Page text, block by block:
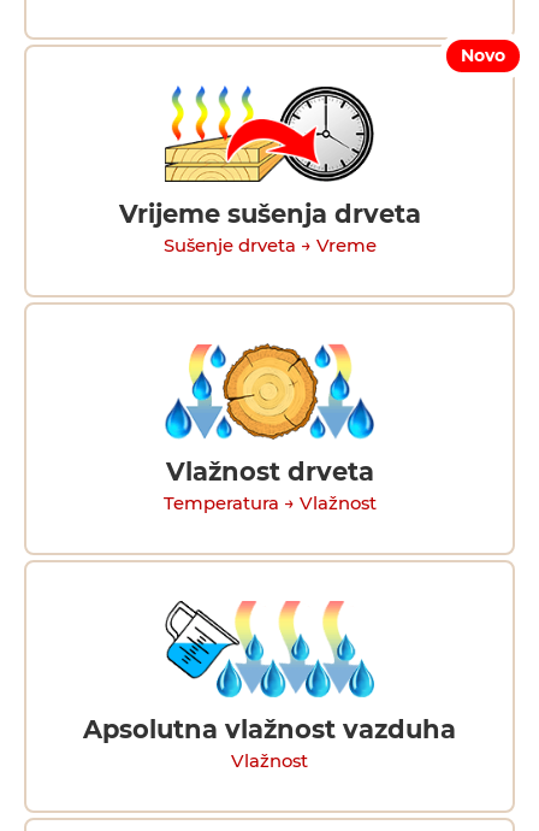
Novo
Vrijeme sušenja drveta
Sušenje drveta → Vreme
Vlažnost drveta
Temperatura → Vlažnost
Apsolutna vlažnost vazduha
Vlažnost